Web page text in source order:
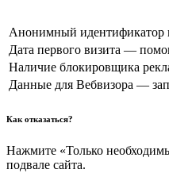
Анонимный идентификатор
Дата первого визита —
Наличие блокировщика
Данные для Вебвизора —
Как отказаться?
Нажмите «Только
подвале сайта.